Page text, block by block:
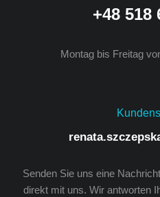
+48 518
Montag bis Freitag
Senden Sie uns eine
direkt mit uns. Wir antworten